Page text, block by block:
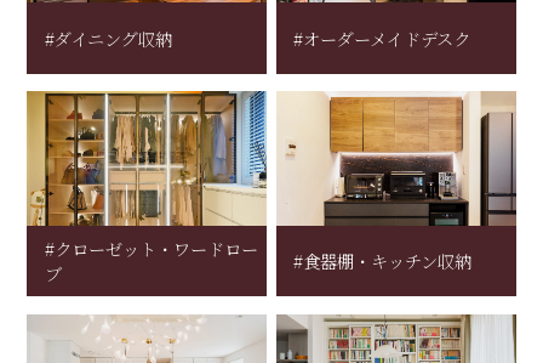
#ダイニング収納 #オーダーメイドデスク
#クローゼット・ワードロー
ブ
#食器棚・キッチン収納